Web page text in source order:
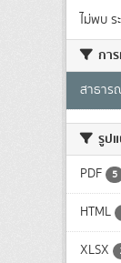
ไม่พบ
กา
สาธาร
รูป
PDF 5
HTML
XLSX